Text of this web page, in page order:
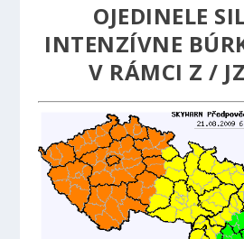
OJEDINELE
INTENZÍVNE
V RÁMCI Z /